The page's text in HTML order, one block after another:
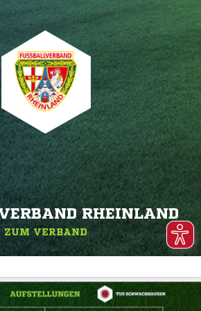
RHEINLAND
ZUM VERBAND